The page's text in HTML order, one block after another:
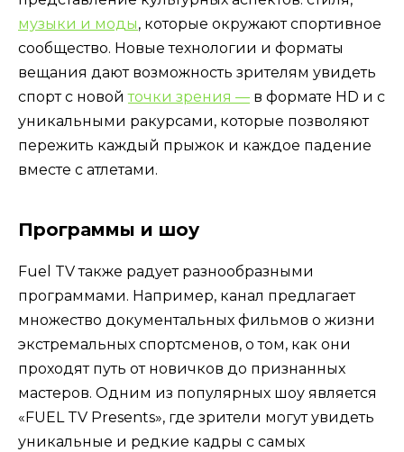
музыки и моды, которые окружают спортивное
сообщество. Новые технологии и форматы
вещания дают возможность зрителям увидеть
спорт с новойточки зрения — в формате HD и с
уникальными ракурсами, которые позволяют
пережить каждый прыжок и каждое падение
вместе с атлетами.
Программы и шоу
Fuel TV также радует разнообразными
программами. Например, канал предлагает
множество документальных фильмов о жизни
экстремальных спортсменов, о том, как они
проходят путь от новичков до признанных
мастеров. Одним из популярных шоу является
«FUEL TV Presents», где зрители могут увидеть
уникальные и редкие кадры с самых